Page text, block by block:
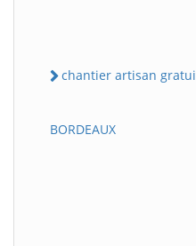
chantier artisan gratuit
BORDEAUX